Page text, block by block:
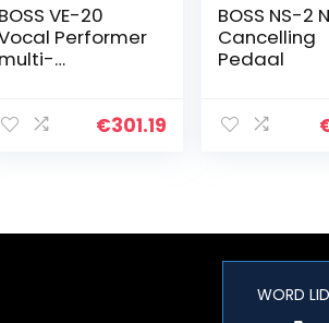
BOSS VE-20
Performer
multi-
bediening,
€301.19
BOSS NS-2
Cancelling
Pedaal
WORD